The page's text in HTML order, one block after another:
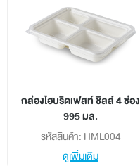
กล่องไฮบริดเฟสท์ ชิลล์ 4 ช่อง
995 มล.
รหัสสินค้า: HML004
ดูเพิ่มเติม